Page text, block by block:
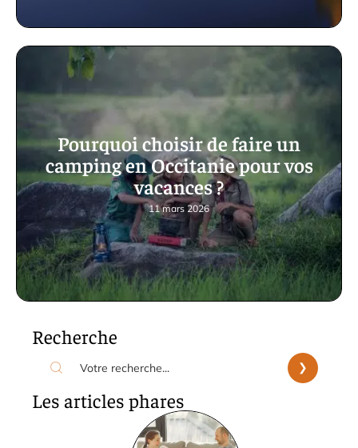
Pourquoi choisir de faire un
camping en Occitanie pour vos
vacances ?
11 mars 2026
Recherche
Les articles phares